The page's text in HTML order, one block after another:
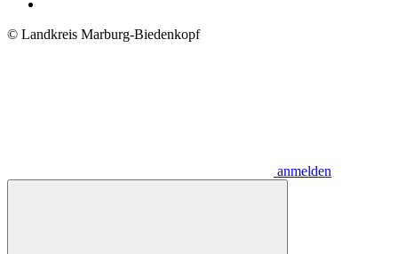
© Landkreis Marburg-Biedenkopf
anmelden